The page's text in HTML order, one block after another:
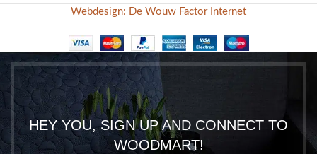
Webdesign: De Wouw Factor Internet
HEY YOU, SIGN UP AND CONNECT TO
WOODMART!